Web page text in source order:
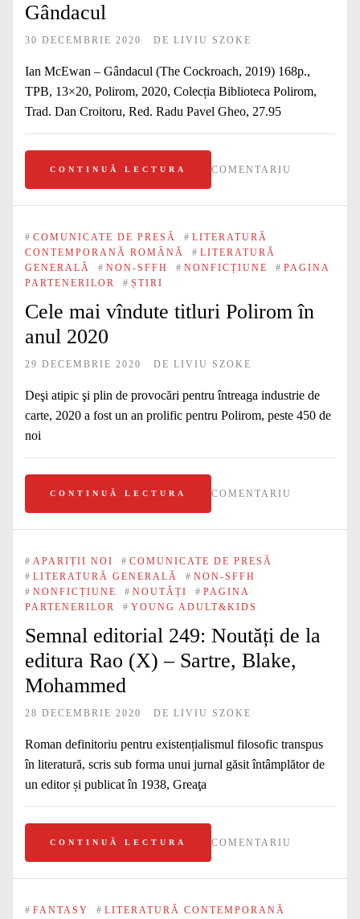
Gândacul
30 DECEMBRIE 2020 DE LIVIU SZOKE
Ian McEwan – Gândacul (The Cockroach, 2019) 168p.,
TPB, 13×20, Polirom, 2020, Colecția Biblioteca Polirom,
Trad. Dan Croitoru, Red. Radu Pavel Gheo, 27.95
CONTINUĂ LECTURA COMENTARIU
# COMUNICATE DE PRESĂ # LITERATURĂ
CONTEMPORANĂ ROMÂNĂ
# LITERATURĂ
GENERALĂ
# NON-SFFH # NONFICȚIUNE # PAGINA
PARTENERILOR
# ȘTIRI
Cele mai vîndute titluri Polirom în
anul 2020
29 DECEMBRIE 2020 DE LIVIU SZOKE
Deşi atipic şi plin de provocări pentru întreaga industrie de
carte, 2020 a fost un an prolific pentru Polirom, peste 450 de
noi
CONTINUĂ LECTURA COMENTARIU
# APARIȚII NOI # COMUNICATE DE PRESĂ
# LITERATURĂ GENERALĂ # NON-SFFH
# NONFICȚIUNE # NOUTĂȚI # PAGINA
PARTENERILOR
# YOUNG ADULT&KIDS
Semnal editorial 249: Noutăți de la
editura Rao (X) – Sartre, Blake,
Mohammed
28 DECEMBRIE 2020 DE LIVIU SZOKE
Roman definitoriu pentru existențialismul filosofic transpus
în literatură, scris sub forma unui jurnal găsit întâmplător de
un editor și publicat în 1938, Greaţa
CONTINUĂ LECTURA COMENTARIU
# FANTASY # LITERATURĂ CONTEMPORANĂ